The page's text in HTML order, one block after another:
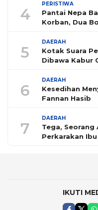
4
PERISTIWA
Pantai Nepa
Korban, Dua
5
DAERAH
Kotak Suara
Dibawa Kabur
6
DAERAH
Kesedihan
Fannan Hasib
7
DAERAH
Tega, Seorang
Perkarakan
IKUTI